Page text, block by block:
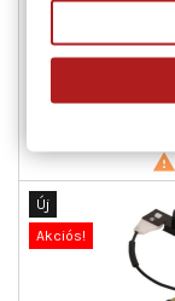
Ajtók
cikk/

Új
Akciós!